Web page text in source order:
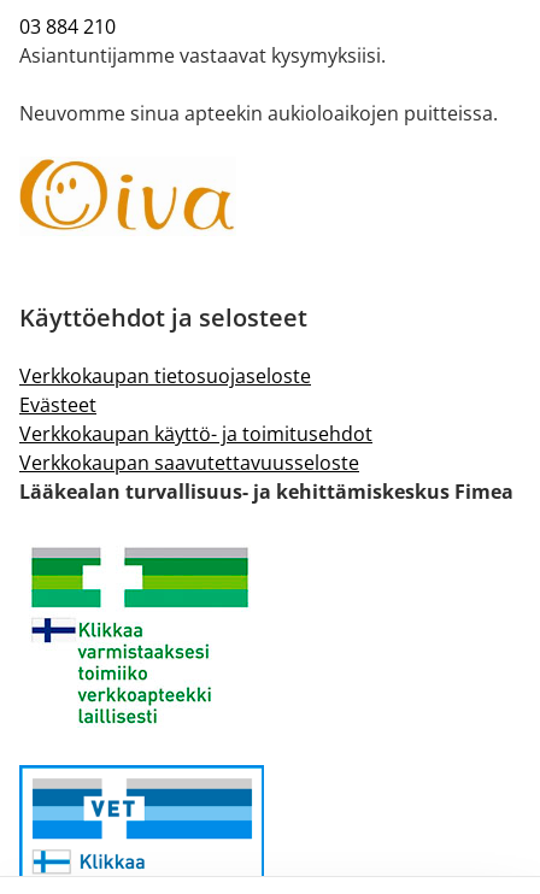
03 884 210
Asiantuntijamme vastaavat kysymyksiisi.
Neuvomme sinua apteekin aukioloaikojen puitteissa.
Käyttöehdot ja selosteet
Verkkokaupan tietosuojaseloste
Evästeet
Verkkokaupan käyttö- ja toimitusehdot
Verkkokaupan saavutettavuusseloste
Lääkealan turvallisuus- ja kehittämiskeskus Fimea